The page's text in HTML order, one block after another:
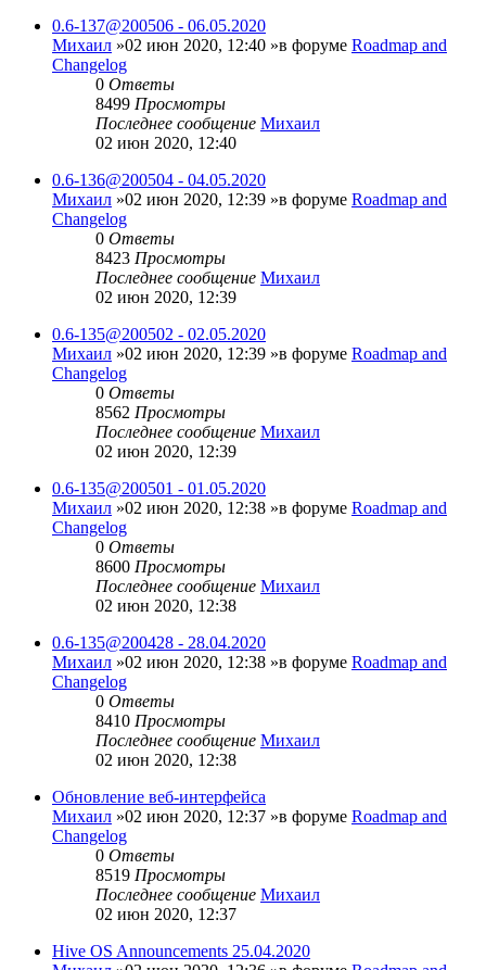
0.6-137@200506 - 06.05.2020
Михаил »02 июн 2020, 12:40 »в форуме Roadmap and
Changelog
0 Ответы
8499 Просмотры
Последнее сообщение Михаил
02 июн 2020, 12:40
0.6-136@200504 - 04.05.2020
Михаил »02 июн 2020, 12:39 »в форуме Roadmap and
Changelog
0 Ответы
8423 Просмотры
Последнее сообщение Михаил
02 июн 2020, 12:39
0.6-135@200502 - 02.05.2020
Михаил »02 июн 2020, 12:39 »в форуме Roadmap and
Changelog
0 Ответы
8562 Просмотры
Последнее сообщение Михаил
02 июн 2020, 12:39
0.6-135@200501 - 01.05.2020
Михаил »02 июн 2020, 12:38 »в форуме Roadmap and
Changelog
0 Ответы
8600 Просмотры
Последнее сообщение Михаил
02 июн 2020, 12:38
0.6-135@200428 - 28.04.2020
Михаил »02 июн 2020, 12:38 »в форуме Roadmap and
Changelog
0 Ответы
8410 Просмотры
Последнее сообщение Михаил
02 июн 2020, 12:38
Обновление веб-интерфейса
Михаил »02 июн 2020, 12:37 »в форуме Roadmap and
Changelog
0 Ответы
8519 Просмотры
Последнее сообщение Михаил
02 июн 2020, 12:37
Hive OS Announcements 25.04.2020